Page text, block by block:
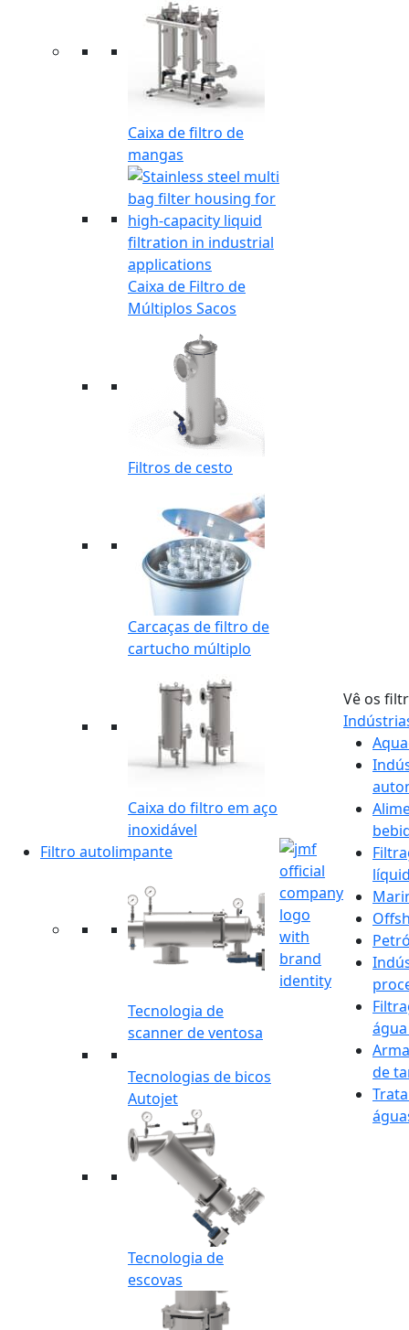
Caixa de filtro de
mangas
Caixa de Filtro de
Múltiplos Sacos
Filtros de cesto
Carcaças de filtro de
cartucho múltiplo
Caixa do filtro em aço
inoxidável
Filtro autolimpante
Tecnologia de
scanner de ventosa
Tecnologias de bicos
Autojet
Tecnologia de
escovas
Vê os
de